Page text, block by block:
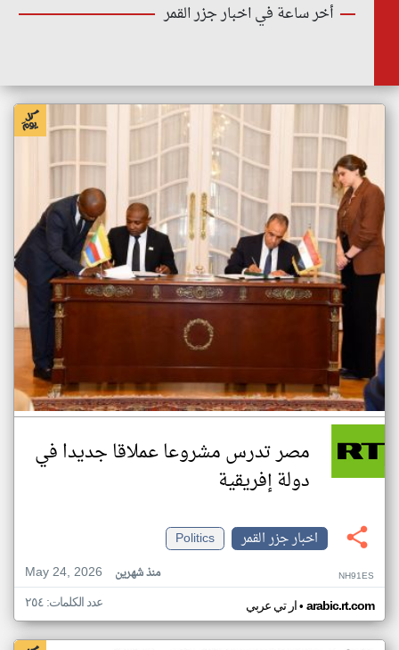
أخر ساعة في اخبار جزر القمر
مصر تدرس مشروعا عملاقا جديدا في
دولة إفريقية
اخبار جزر القمر
Politics
May 24, 2026
منذ شهرين NH91ES
ار تي عربي• arabic.rt.com عدد الكلمات: ٢٥٤